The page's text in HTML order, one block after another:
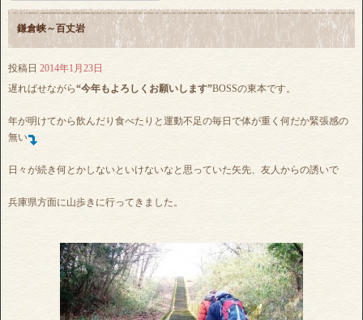
鎌倉峡～百丈岩
投稿日 2014年1月23日
遅ればせながら“今年もよろしくお願いします”BOSSの東本です。
年が明けてから飲んだり食べたりと運動不足の毎日で体が重く何だか緊張感の
無い
日々が続き何とかしないといけないなと思っていた矢先、友人からの誘いで
兵庫県方面に山歩きに行ってきました。